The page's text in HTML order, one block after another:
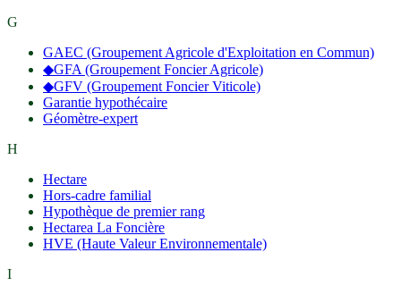
G
GAEC (Groupement Agricole d'Exploitation en Commun)
◆GFA (Groupement Foncier Agricole)
◆GFV (Groupement Foncier Viticole)
Garantie hypothécaire
Géomètre-expert
H
Hectare
Hors-cadre familial
Hypothèque de premier rang
Hectarea La Foncière
HVE (Haute Valeur Environnementale)
I